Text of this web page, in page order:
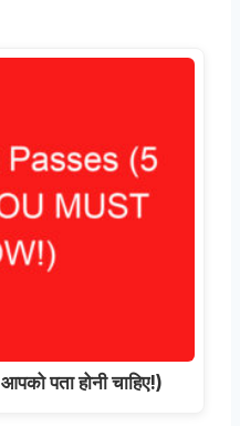
पता होनी चाहिए!)